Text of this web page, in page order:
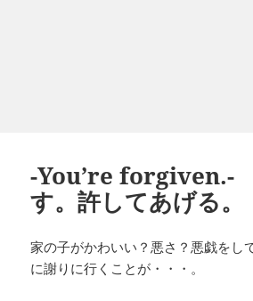
-You’re forgiven.-
す。許してあげる。
家の子がかわいい？悪さ？悪戯をし
に謝りに行くことが・・・。